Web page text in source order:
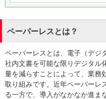
ペーパーレスとは？
ペーパーレスとは、電子（デジ
社内文書を可能な限りデジタル
量を減らすことによって、業務
取り組みです。近年ペーパーレ
る一方で、導入がなかなか進ま